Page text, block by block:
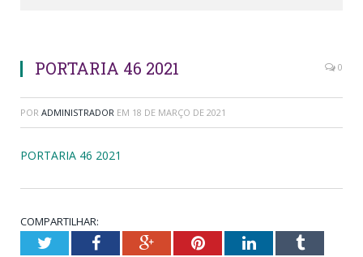
PORTARIA 46 2021 0
POR ADMINISTRADOR EM 18 DE MARÇO DE 2021
PORTARIA 46 2021
COMPARTILHAR:
TwitterFacebookGoogle+PinterestLinkedInTumblr